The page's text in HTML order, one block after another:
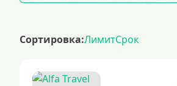
кредитные карты с простыми
кредитные карты с льготным периодом
Сортировка:ЛимитСрок